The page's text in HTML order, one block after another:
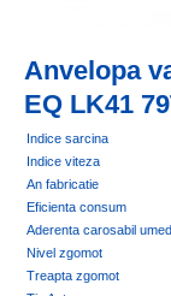
Anvelopa
EQ LK41
Indice sarcina
Indice viteza
An fabricatie
Eficienta consum
Aderenta carosabil umed
Nivel zgomot
Treapta zgomot